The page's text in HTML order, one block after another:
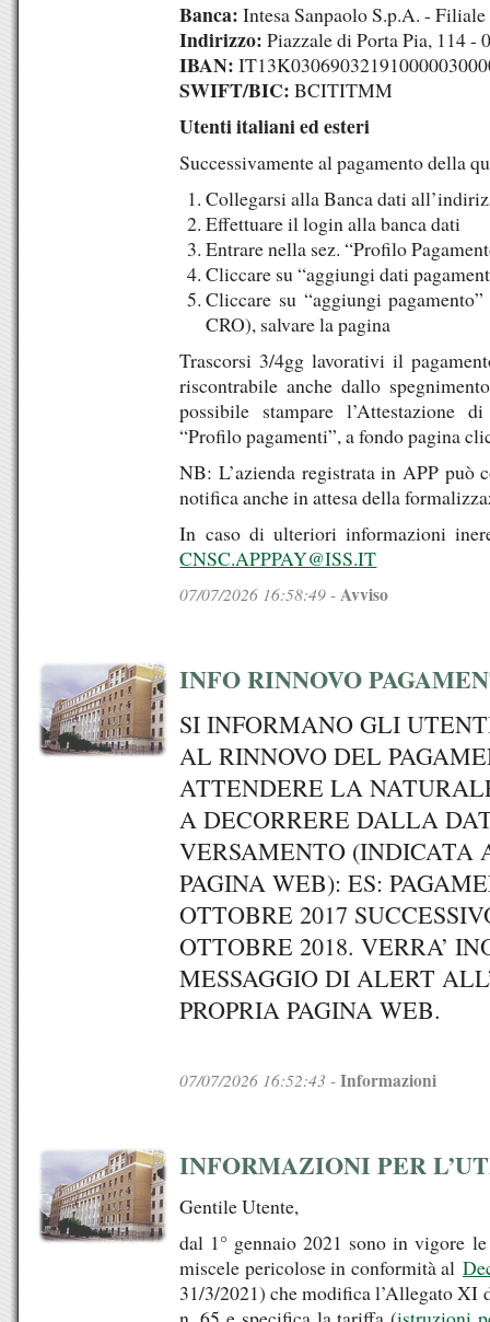
Banca: Intesa Sanpaolo S.p.A. - Filiale
Indirizzo: Piazzale di Porta Pia, 114 -
IBAN:
SWIFT/BIC: BCITITMM
Utenti italiani ed esteri
Successivamente al pagamento della
Collegarsi alla Banca dati
Effettuare il login alla banca dati
Entrare nella sez. “Profilo
Cliccare su “aggiungi dati
Cliccare su “aggiungi
CRO), salvare la pagina
Trascorsi 3/4gg lavorativi il
riscontrabile anche dallo
possibile stampare l’Attestazione
“Profilo pagamenti”, a fondo pagina
NB: L’azienda registrata in APP può
notifica anche in attesa della
In caso di ulteriori informazioni
CNSC.APPPAY@ISS.IT
07/07/2026 16:58:49 -Avviso
INFO RINNOVO
SI INFORMANO GLI
AL RINNOVO DEL
ATTENDERE LA
A DECORRERE DALLA
VERSAMENTO (INDICATA
PAGINA WEB): ES:
OTTOBRE 2017
OTTOBRE 2018. VERRA’
MESSAGGIO DI ALERT
PROPRIA PAGINA WEB.
07/07/2026 16:52:43 -Informazioni
INFORMAZIONI PER
Gentile Utente,
dal 1° gennaio 2021 sono in vigore
miscele pericolose in conformità al
31/3/2021) che modifica l’Allegato XI